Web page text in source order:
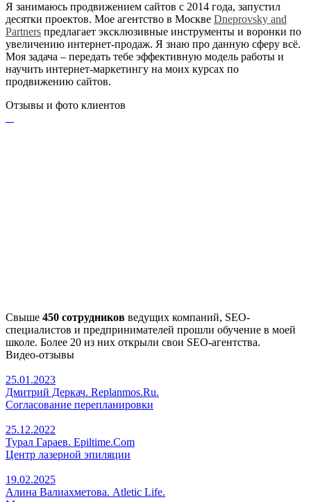
Я занимаюсь продвижением сайтов с 2014 года, запустил
десятки проектов. Мое агентство в Москве Dneprovsky and
Partners предлагает эксклюзивные инструменты и воронки по
увеличению интернет-продаж. Я знаю про данную сферу всё.
Моя задача – передать тебе эффективную модель работы и
научить интернет-маркетингу на моих курсах по
продвижению сайтов.
Отзывы и фото клиентов
Свыше 450 сотрудников ведущих компаний, SEO-
специалистов и предпринимателей прошли обучение в моей
школе. Более 20 из них открыли свои SEO-агентства.
Видео-отзывы
25.01.2023
Дмитрий Деркач. Replanmos.Ru.
Согласование перепланировки
25.12.2022
Турал Гараев. Epiltime.Com
Центр лазерной эпиляции
19.02.2025
Алина Валиахметова. Atletic Life.